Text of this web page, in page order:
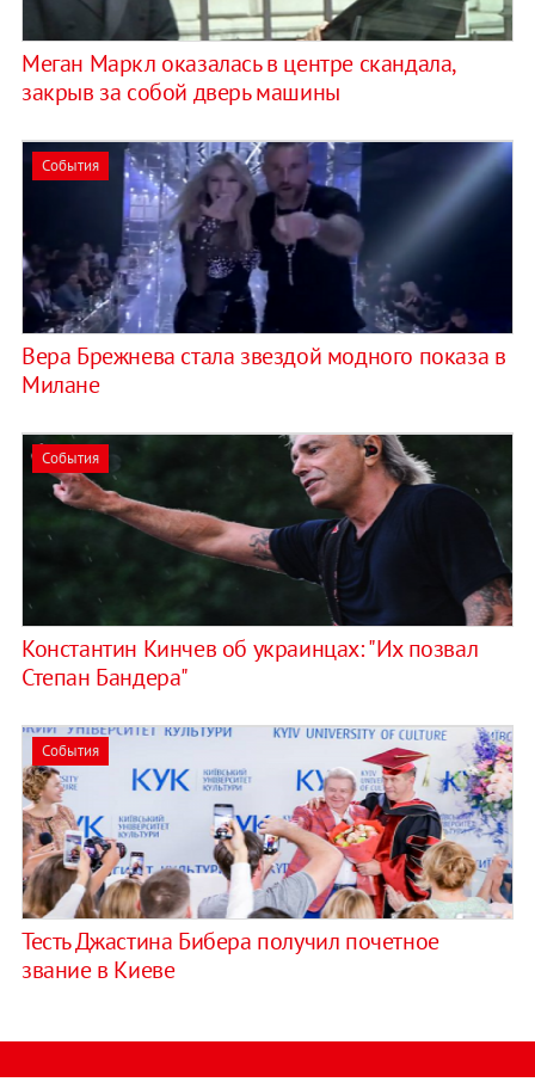
Меган Маркл оказалась в центре скандала,
закрыв за собой дверь машины
События
Вера Брежнева стала звездой модного показа в
Милане
События
Константин Кинчев об украинцах: "Их позвал
Степан Бандера"
События
Тесть Джастина Бибера получил почетное
звание в Киеве